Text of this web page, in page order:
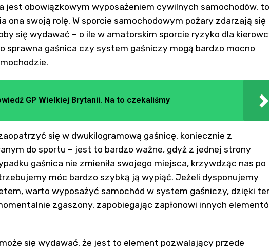
jest obowiązkowym wyposażeniem cywilnych samochodów, to
ona swoją rolę. W sporcie samochodowym pożary zdarzają się
się wydawać – o ile w amatorskim sporcie ryzyko dla
sprawna gaśnica czy system gaśniczy mogą bardzo mocno
GP Wielkiej Brytanii. Na to czekaliśmy
się w dwukilogramową gaśnicę, koniecznie z
do sportu – jest to bardzo ważne, gdyż z jednej strony
gaśnica nie zmieniła swojego miejsca, krzywdząc nas po
móc bardzo szybką ją wypiąć. Jeżeli dysponujemy
warto wyposażyć samochód w system gaśniczy, dzięki
zgaszony, zapobiegając zapłonowi innych
się wydawać, że jest to element pozwalający przede